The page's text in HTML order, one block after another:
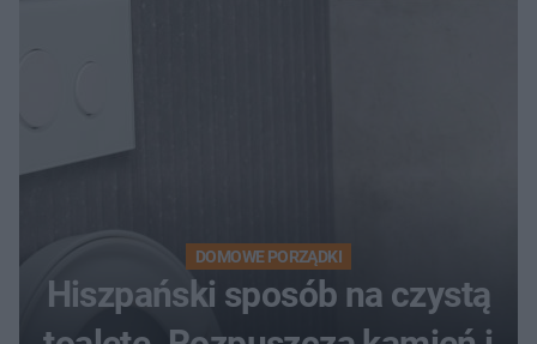
DOMOWE PORZĄDKI
Hiszpański sposób na czystą